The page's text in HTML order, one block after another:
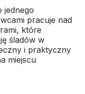
jednego
pracuje nad
które
śladów w
i praktyczny
miejscu